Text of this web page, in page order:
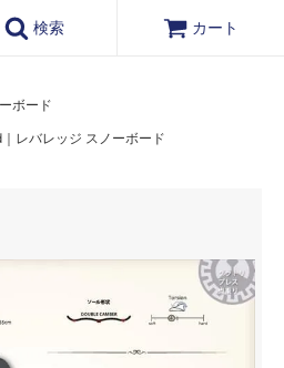
検索 カート
ボード
レバレッジ スノーボード